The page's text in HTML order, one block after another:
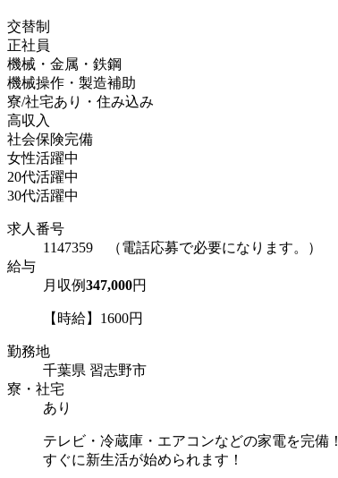
交替制
正社員
機械・金属・鉄鋼
機械操作・製造補助
寮/社宅あり・住み込み
高収入
社会保険完備
女性活躍中
20代活躍中
30代活躍中
求人番号
1147359 （電話応募で必要になります。）
給与
月収例347,000円
【時給】1600円
勤務地
千葉県 習志野市
寮・社宅
あり
テレビ・冷蔵庫・エアコンなどの家電を完備！
すぐに新生活が始められます！